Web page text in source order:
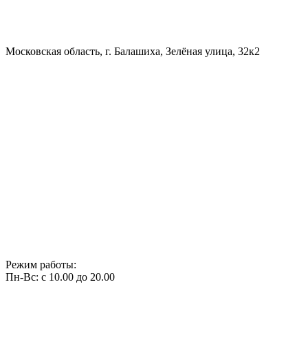
Московская область, г. Балашиха, Зелёная улица, 32к2
Режим работы:
Пн-Вс: с 10.00 до 20.00